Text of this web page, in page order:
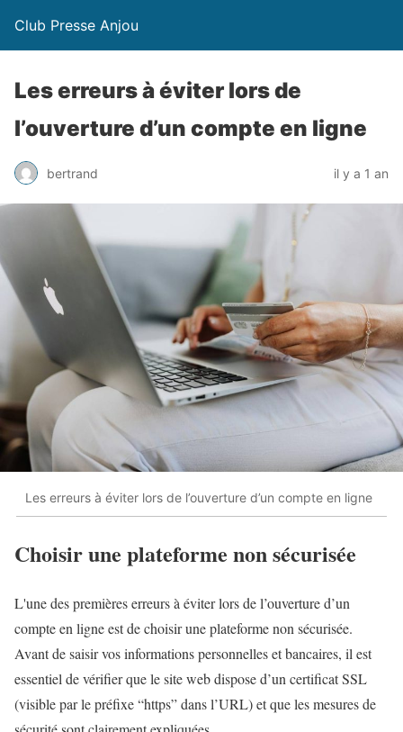
Club Presse Anjou
Les erreurs à éviter lors de
l’ouverture d’un compte en ligne
bertrand il y a 1 an
Les erreurs à éviter lors de l’ouverture d’un compte en ligne
Choisir une plateforme non sécurisée
L'une des premières erreurs à éviter lors de l’ouverture d’un
compte en ligne est de choisir une plateforme non sécurisée.
Avant de saisir vos informations personnelles et bancaires, il est
essentiel de vérifier que le site web dispose d’un certificat SSL
(visible par le préfixe “https” dans l’URL) et que les mesures de